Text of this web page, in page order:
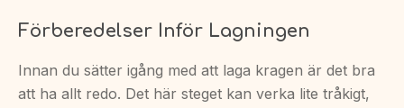
Förberedelser Inför Lagningen
Innan du sätter igång med att laga kragen är det bra
att ha allt redo. Det här steget kan verka lite tråkigt,